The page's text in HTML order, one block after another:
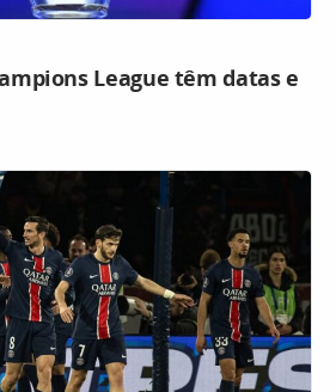
League têm datas e